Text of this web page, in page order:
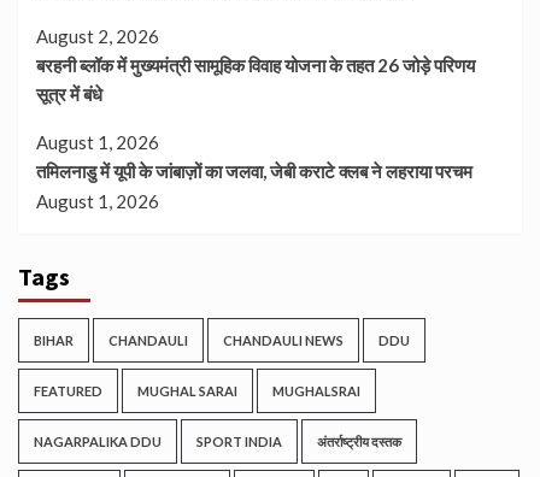
August 2, 2026
बरहनी ब्लॉक में मुख्यमंत्री सामूहिक विवाह योजना के तहत 26 जोड़े परिणय
सूत्र में बंधे
August 1, 2026
तमिलनाडु में यूपी के जांबाज़ों का जलवा, जेबी कराटे क्लब ने लहराया परचम
August 1, 2026
Tags
BIHAR CHANDAULI CHANDAULI NEWS DDU
FEATURED MUGHAL SARAI MUGHALSRAI
NAGARPALIKA DDU SPORT INDIA अंतर्राष्ट्रीय दस्तक